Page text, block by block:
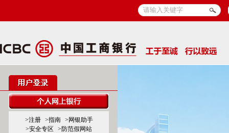
>注册 >指南
>网银助手
>安全专区
>防范假网站